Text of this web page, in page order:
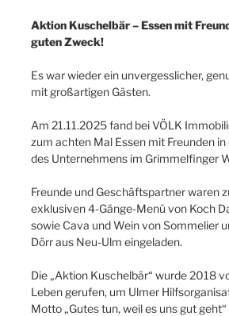
Aktion Kuschelbär – Essen mit
guten Zweck!
Es war wieder ein unvergesslicher,
mit großartigen Gästen.
Am 21.11.2025 fand bei VÖLK
zum achten Mal Essen mit Freunden
des Unternehmens im Grimmelfinger
Freunde und Geschäftspartner waren
exklusiven 4-Gänge-Menü von Koch
sowie Cava und Wein von Sommelier
Dörr aus Neu-Ulm eingeladen.
Die „Aktion Kuschelbär“ wurde 2018
Leben gerufen, um Ulmer
Motto „Gutes tun, weil es uns gut